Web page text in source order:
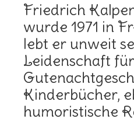
Friedrich
wurde 1971 in
lebt er unweit
Leidenschaft
Kinderbücher,
humoristische